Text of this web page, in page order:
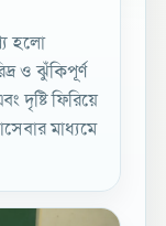
হলো
ও ঝুঁকিপূর্ণ
দৃষ্টি ফিরিয়ে
মাধ্যমে